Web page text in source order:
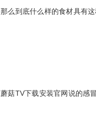
那么到底什么样的食材具有这种
蘑菇TV下载安装官网说的感冒都